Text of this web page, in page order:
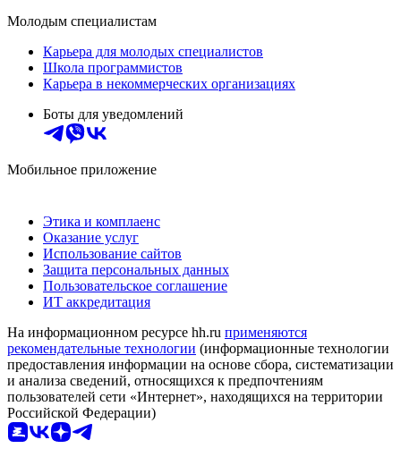
Молодым специалистам
Карьера для молодых специалистов
Школа программистов
Карьера в некоммерческих организациях
Боты для уведомлений
Мобильное приложение
Этика и комплаенс
Оказание услуг
Использование сайтов
Защита персональных данных
Пользовательское соглашение
ИТ аккредитация
На информационном ресурсе hh.ru применяются
рекомендательные технологии (информационные технологии
предоставления информации на основе сбора, систематизации
и анализа сведений, относящихся к предпочтениям
пользователей сети «Интернет», находящихся на территории
Российской Федерации)